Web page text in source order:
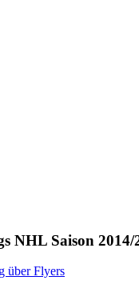
NHL Saison
über Flyers